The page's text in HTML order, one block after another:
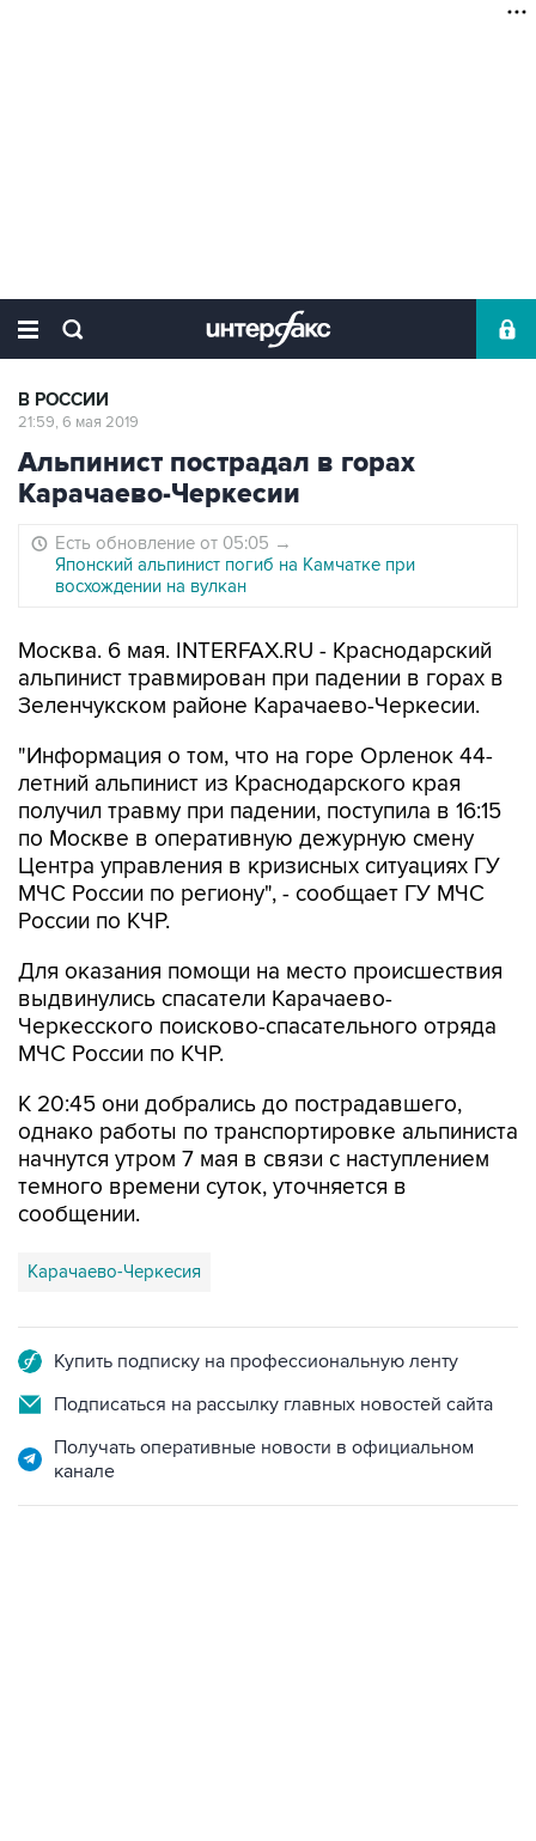
В РОССИИ
21:59, 6 мая 2019
Альпинист пострадал в горах
Карачаево-Черкесии
Есть обновление от 05:05 →
Японский альпинист погиб на Камчатке при
восхождении на вулкан
Москва. 6 мая. INTERFAX.RU - Краснодарский
альпинист травмирован при падении в горах в
Зеленчукском районе Карачаево-Черкесии.
"Информация о том, что на горе Орленок 44-
летний альпинист из Краснодарского края
получил травму при падении, поступила в 16:15
по Москве в оперативную дежурную смену
Центра управления в кризисных ситуациях ГУ
МЧС России по региону", - сообщает ГУ МЧС
России по КЧР.
Для оказания помощи на место происшествия
выдвинулись спасатели Карачаево-
Черкесского поисково-спасательного отряда
МЧС России по КЧР.
К 20:45 они добрались до пострадавшего,
однако работы по транспортировке альпиниста
начнутся утром 7 мая в связи с наступлением
темного времени суток, уточняется в
сообщении.
Карачаево-Черкесия
Купить подписку на профессиональную ленту
Подписаться на рассылку главных новостей сайта
Получать оперативные новости в официальном
канале